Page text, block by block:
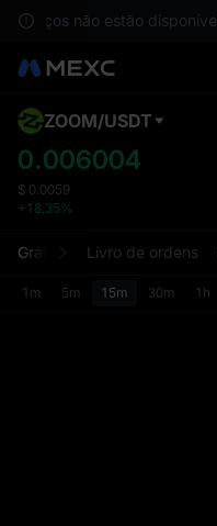
não estão
ZOOM/USDT
0.006004
$ 0.0059
+18.35%
Gráfico Livro de ordens
1m 5m 15m 30m 1h